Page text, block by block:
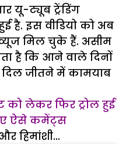
यू-ट्यूब ट्रेंडिंग
है. इस वीडियो को अब
मिल चुके हैं. असीम
है कि आने वाले दिनों
जीतने में कामयाब
को लेकर फिर ट्रोल हुई
ऐसे कमेंट्स
हिमांशी…